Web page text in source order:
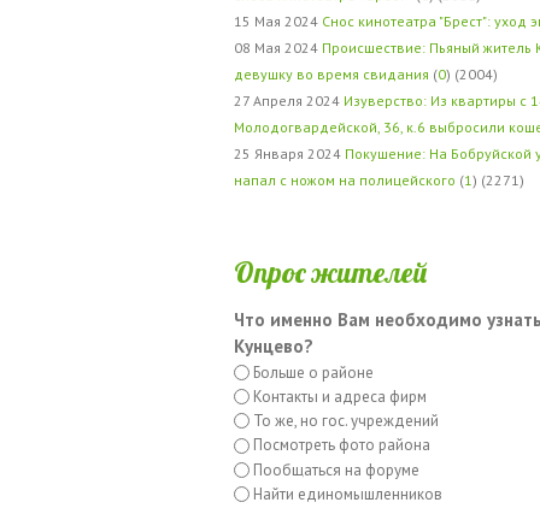
15 Мая 2024 Снос кинотеатра "Брест": уход
08 Мая 2024 Происшествие: Пьяный житель
девушку во время свидания (0) (2004)
27 Апреля 2024 Изуверство: Из квартиры с
Молодогвардейской, 36, к.6 выбросили
25 Января 2024 Покушение: На Бобруйской
напал с ножом на полицейского (1 ) (2271)
Опрос жителей
Что именно Вам необходимо
Кунцево?
Больше о районе
Контакты и адреса фирм
То же, но гос. учреждений
Посмотреть фото района
Пообщаться на форуме
Найти единомышленников